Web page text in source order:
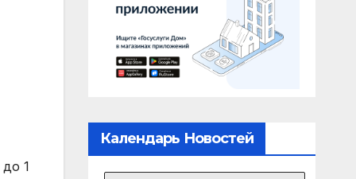
1
Календарь Новостей